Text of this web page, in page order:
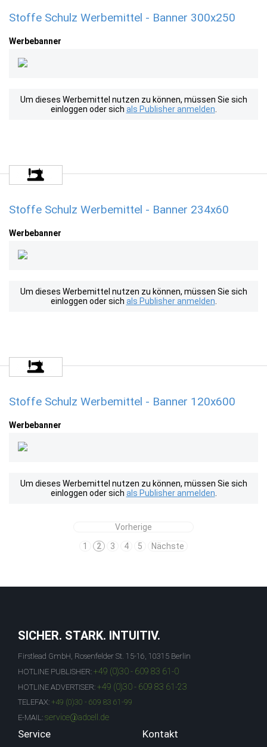
Stoffe Schulz Werbemittel - Banner 300x250
Werbebanner
Um dieses Werbemittel nutzen zu können, müssen Sie sich
einloggen oder sich als Publisher anmelden
Stoffe Schulz Werbemittel - Banner 234x60
Werbebanner
Um dieses Werbemittel nutzen zu können, müssen Sie sich
einloggen oder sich als Publisher anmelden
Stoffe Schulz Werbemittel - Banner 120x600
Werbebanner
Um dieses Werbemittel nutzen zu können, müssen Sie sich
einloggen oder sich als Publisher anmelden
Vorherige
1
2 3 4 5 Nächste
SICHER. STARK. INTUITIV.
Firstlead GmbH, Rosenfelder St. 15-16, 10315 Berlin
HOTLINE PUBLISHER: +49 (0)30 - 609 83 61-0
HOTLINE ADVERTISER: +49 (0)30 - 609 83 61-23
TELEFAX: +49 (0)30 - 609 83 61-99
E-MAIL: service@adcell.de
Service Kontakt